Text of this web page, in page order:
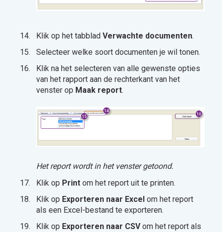
Klik op het tabblad Verwachte documenten.
Selecteer welke soort documenten je wil tonen.
Klik na het selecteren van alle gewenste opties
van het rapport aan de rechterkant van het
venster op Maak report.
Het report wordt in het venster getoond.
Klik op Print om het report uit te printen.
Klik op Exporteren naar Excel om het report
als een Excel-bestand te exporteren.
Klik op Exporteren naar CSVom het report als